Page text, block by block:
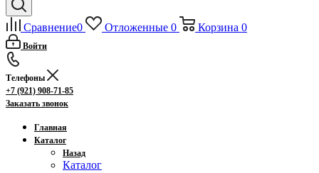
Сравнение0 Отложенные 0 Корзина 0
Войти
Телефоны
+7 (921) 908-71-85
Заказать звонок
Главная
Каталог
Назад
Каталог